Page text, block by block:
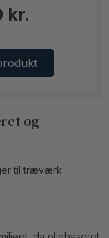
kr.
og
til træværk: